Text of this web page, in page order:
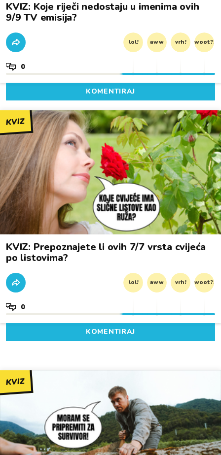
KVIZ: Koje riječi nedostaju u imenima ovih
9/9 TV emisija?
lol! aww vrh! woot?!
0
KOMENTIRAJ
KVIZ
KVIZ: Prepoznajete li ovih 7/7 vrsta cvijeća
po listovima?
lol! aww vrh! woot?!
0
KOMENTIRAJ
KVIZ